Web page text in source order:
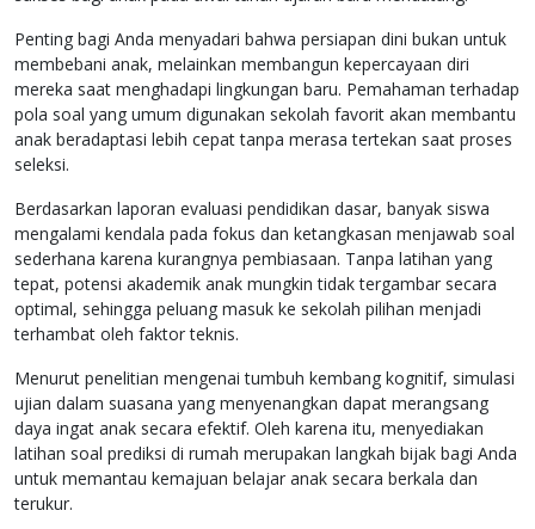
Penting bagi Anda menyadari bahwa persiapan dini bukan untuk
membebani anak, melainkan membangun kepercayaan diri
mereka saat menghadapi lingkungan baru. Pemahaman terhadap
pola soal yang umum digunakan sekolah favorit akan membantu
anak beradaptasi lebih cepat tanpa merasa tertekan saat proses
seleksi.
Berdasarkan laporan evaluasi pendidikan dasar, banyak siswa
mengalami kendala pada fokus dan ketangkasan menjawab soal
sederhana karena kurangnya pembiasaan. Tanpa latihan yang
tepat, potensi akademik anak mungkin tidak tergambar secara
optimal, sehingga peluang masuk ke sekolah pilihan menjadi
terhambat oleh faktor teknis.
Menurut penelitian mengenai tumbuh kembang kognitif, simulasi
ujian dalam suasana yang menyenangkan dapat merangsang
daya ingat anak secara efektif. Oleh karena itu, menyediakan
latihan soal prediksi di rumah merupakan langkah bijak bagi Anda
untuk memantau kemajuan belajar anak secara berkala dan
terukur.